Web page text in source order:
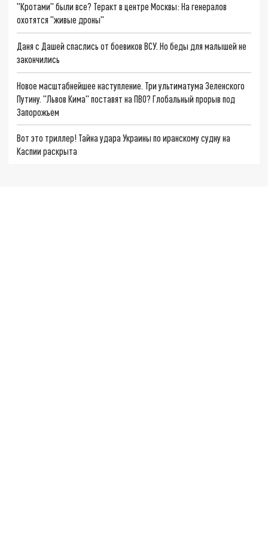
"Кротами" были все? Теракт в центре Москвы: На генералов
охотятся "живые дроны"
Даня с Дашей спаслись от боевиков ВСУ. Но беды для малышей не
закончились
Новое масштабнейшее наступление. Три ультиматума Зеленского
Путину. "Львов Кима" поставят на ПВО? Глобальный прорыв под
Запорожьем
Вот это триллер! Тайна удара Украины по иранскому судну на
Каспии раскрыта